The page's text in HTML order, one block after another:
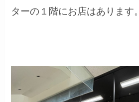
ターの１階にお店はあります。